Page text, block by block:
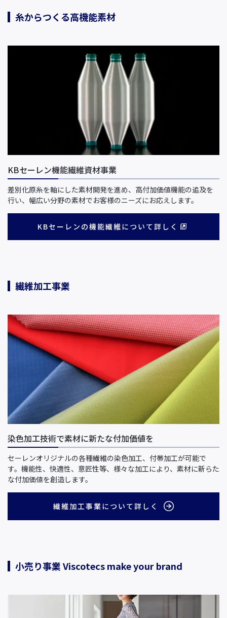
糸からつくる高機能素材
KBセーレン機能繊維資材事業
差別化原糸を軸にした素材開発を進め、高付加価値機能の追及を
行い、幅広い分野の素材でお客様のニーズにお応えします。
KBセーレンの機能繊維について詳しく
繊維加工事業
染色加工技術で素材に新たな付加価値を
セーレンオリジナルの各種繊維の染色加工、付帯加工が可能で
す。機能性、快適性、意匠性等、様々な加工により、素材に新らた
な付加価値を創造します。
繊維加工事業について詳しく
小売り事業 Viscotecs make your brand